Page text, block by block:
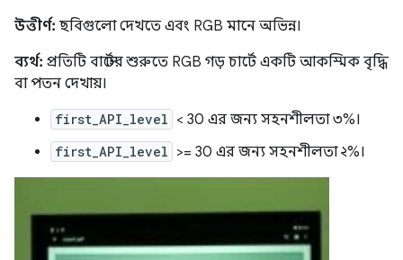
উত্তীর্ণ: ছবিগুলো দেখতে এবং RGB মানে অভিন্ন।
ব্যর্থ: প্রতিটি বার্স্টের শুরুতে RGB গড় চার্টে একটি আকস্মিক বৃদ্ধি
বা পতন দেখায়।
first_API_level < 30 এর জন্য সহনশীলতা ৩%।
first_API_level >= 30 এর জন্য সহনশীলতা ২%।